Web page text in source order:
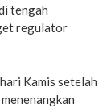
tengah
regulator
Kamis setelah